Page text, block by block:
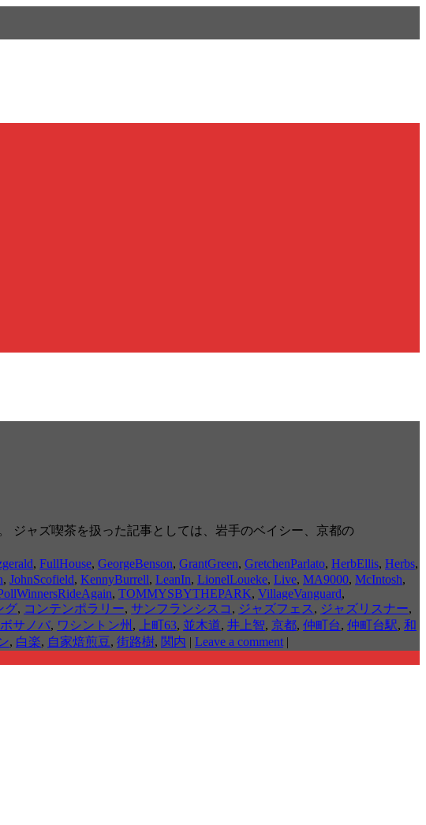
ジャズ喫茶を扱った記事としては、岩手のベイシー、京都の
, FullHouse, GeorgeBenson, GrantGreen, GretchenParlato, HerbEllis, Herbs,
, JohnScofield, KennyBurrell, LeanIn, LionelLoueke, Live, MA9000, McIntosh,
, TOMMYSBYTHEPARK, VillageVanguard,
グ, コンテンポラリー, サンフランシスコ , ジャズフェス , ジャズリスナー,
ボサノバ, ワシントン州 , 上町63, 並木道, 井上智, 京都, 仲町台, 仲町台駅, 和
, 白楽, 自家焙煎豆, 街路樹, 関内 | Leave a comment |